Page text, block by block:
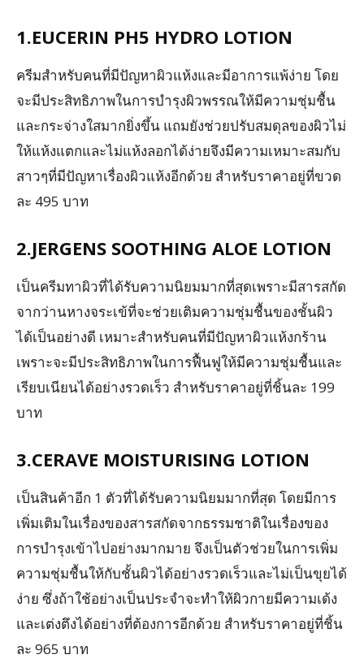
1.EUCERIN PH5 HYDRO LOTION
ครีมสำหรับคนที่มีปัญหาผิวแห้งและมีอาการแพ้ง่าย โดย
จะมีประสิทธิภาพในการบำรุงผิวพรรณให้มีความชุ่มชื้น
และกระจ่างใสมากยิ่งขึ้น แถมยังช่วยปรับสมดุลของผิวไม่
ให้แห้งแตกและไม่แห้งลอกได้ง่ายจึงมีความเหมาะสมกับ
สาวๆที่มีปัญหาเรื่องผิวแห้งอีกด้วย สำหรับราคาอยู่ที่ขวด
ละ 495 บาท
2.JERGENS SOOTHING ALOE LOTION
เป็นครีมทาผิวที่ได้รับความนิยมมากที่สุดเพราะมีสารสกัด
จากว่านหางจระเข้ที่จะช่วยเติมความชุ่มชื้นของชั้นผิว
ได้เป็นอย่างดี เหมาะสำหรับคนที่มีปัญหาผิวแห้งกร้าน
เพราะจะมีประสิทธิภาพในการฟื้นฟูให้มีความชุ่มชื้นและ
เรียบเนียนได้อย่างรวดเร็ว สำหรับราคาอยู่ที่ชิ้นละ 199
บาท
3.CERAVE MOISTURISING LOTION
เป็นสินค้าอีก 1 ตัวที่ได้รับความนิยมมากที่สุด โดยมีการ
เพิ่มเติมในเรื่องของสารสกัดจากธรรมชาติในเรื่องของ
การบำรุงเข้าไปอย่างมากมาย จึงเป็นตัวช่วยในการเพิ่ม
ความชุ่มชื้นให้กับชั้นผิวได้อย่างรวดเร็วและไม่เป็นขุยได้
ง่าย ซึ่งถ้าใช้อย่างเป็นประจำจะทำให้ผิวกายมีความเด้ง
และเต่งตึงได้อย่างที่ต้องการอีกด้วย สำหรับราคาอยู่ที่ชิ้น
ละ 965 บาท